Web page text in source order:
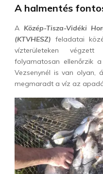
A halmentés
A Közép-Tisza-Vidéki
(KTVHESZ) feladatai
vízterületeken végzett
folyamatosan ellenőrzik a
Vezsenynél is van olyan,
megmaradt a víz az